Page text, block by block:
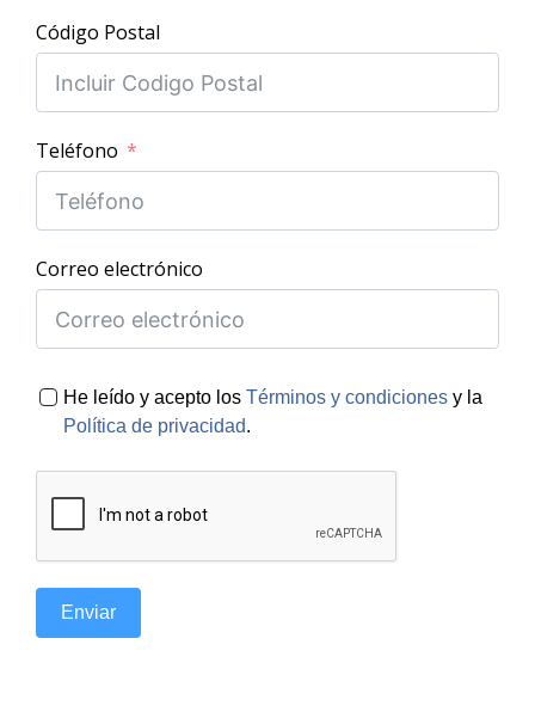
Código Postal
Teléfono
Correo electrónico
He leído y acepto los Términos y condiciones y la
Política de privacidad.
Enviar